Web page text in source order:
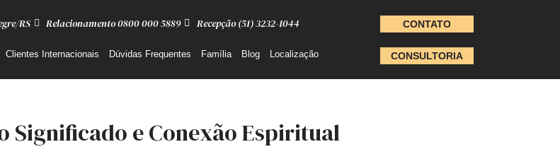
RS Relacionamento 0800 000 5889 Recepção (51) 3232-1044
Clientes Internacionais Dúvidas Frequentes Família Blog Localização
CONTATO
CONSULTORIA
Significado e Conexão Espiritual